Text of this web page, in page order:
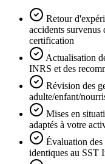
Retour
accidents survenus
certification
Actualisation
INRS et des
Révision des
adulte/enfant/
Mises en
adaptés à votre
Évaluation des
identiques au SST